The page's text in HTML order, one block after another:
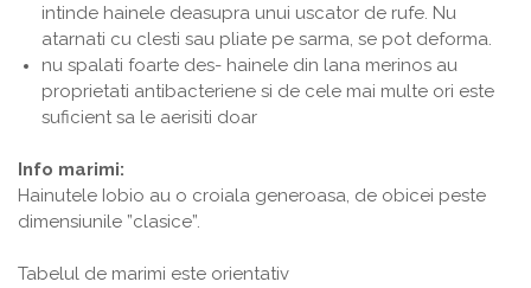
intinde hainele deasupra unui uscator de rufe. Nu
atarnati cu clesti sau pliate pe sarma, se pot deforma.
nu spalati foarte des- hainele din lana merinos au
proprietati antibacteriene si de cele mai multe ori este
suficient sa le aerisiti doar
Info marimi:
Hainutele Iobio au o croiala generoasa, de obicei peste
dimensiunile ”clasice”.
Tabelul de marimi este orientativ